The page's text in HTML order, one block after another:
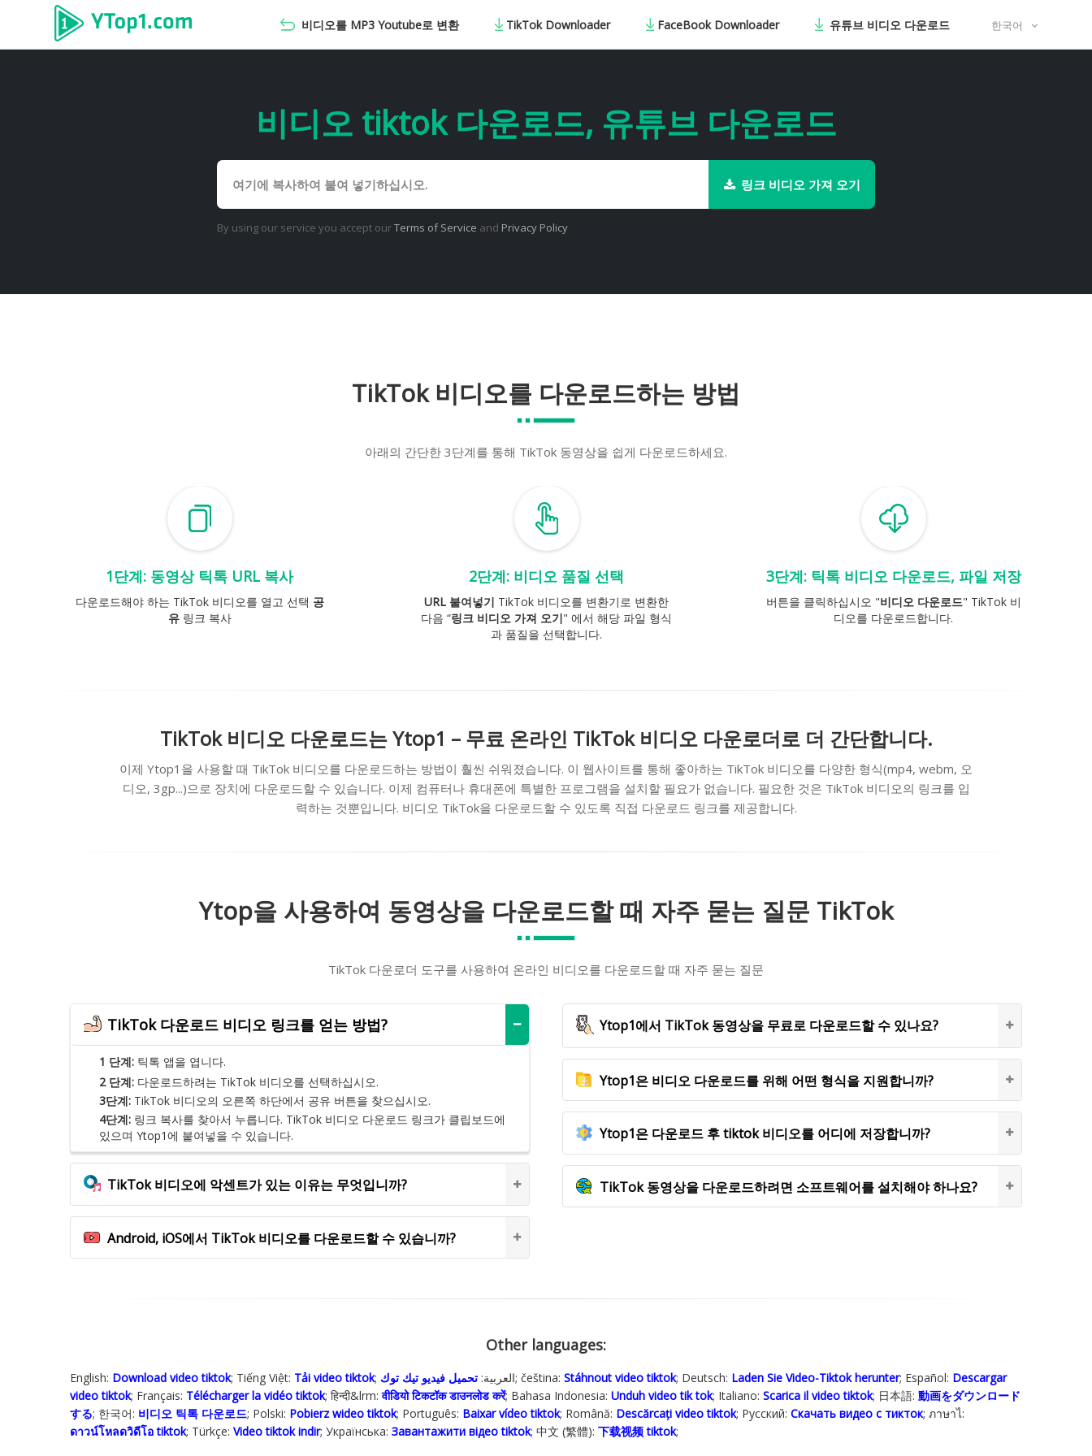
비디오를 MP3 Youtube로 변환 TikTok Downloader FaceBook Downloader 유튜브 비디오 다운로드 한국어
비디오 tiktok 다운로드, 유튜브 다운로드
링크 비디오 가져 오기
By using our service you accept ourTerms of Service and Privacy Policy
TikTok 비디오를 다운로드하는 방법
아래의 간단한 3단계를 통해 TikTok 동영상을 쉽게 다운로드하세요.
1단계: 동영상 틱톡 URL 복사
다운로드해야 하는 TikTok 비디오를 열고 선택 공
유링크 복사
2단계: 비디오 품질 선택
URL 붙여넣기 TikTok 비디오를 변환기로 변환한
다음 “링크 비디오 가져 오기" 에서 해당 파일 형식
과 품질을 선택합니다.
3단계: 틱톡 비디오 다운로드, 파일 저장
버튼을 클릭하십시오 "비디오 다운로드" TikTok 비
디오를 다운로드합니다.
TikTok 비디오 다운로드는 Ytop1 – 무료 온라인 TikTok 비디오 다운로더로 더 간단합니다.
이제 Ytop1을 사용할 때 TikTok 비디오를 다운로드하는 방법이 훨씬 쉬워졌습니다. 이 웹사이트를 통해 좋아하는 TikTok 비디오를 다양한 형식(mp4, webm, 오
디오, 3gp...)으로 장치에 다운로드할 수 있습니다. 이제 컴퓨터나 휴대폰에 특별한 프로그램을 설치할 필요가 없습니다. 필요한 것은 TikTok 비디오의 링크를 입
력하는 것뿐입니다. 비디오 TikTok을 다운로드할 수 있도록 직접 다운로드 링크를 제공합니다.
Ytop을 사용하여 동영상을 다운로드할 때 자주 묻는 질문 TikTok
TikTok 다운로더 도구를 사용하여 온라인 비디오를 다운로드할 때 자주 묻는 질문
TikTok 다운로드 비디오 링크를 얻는 방법?
1 단계: 틱톡 앱을 엽니다.
2 단계: 다운로드하려는 TikTok 비디오를 선택하십시오.
3단계: TikTok 비디오의 오른쪽 하단에서 공유 버튼을 찾으십시오.
4단계: 링크 복사를 찾아서 누릅니다. TikTok 비디오 다운로드 링크가 클립보드에
있으며 Ytop1에 붙여넣을 수 있습니다.
TikTok 비디오에 악센트가 있는 이유는 무엇입니까?
Android, iOS에서 TikTok 비디오를 다운로드할 수 있습니까?
Ytop1에서 TikTok 동영상을 무료로 다운로드할 수 있나요?
Ytop1은 비디오 다운로드를 위해 어떤 형식을 지원합니까?
Ytop1은 다운로드 후 tiktok 비디오를 어디에 저장합니까?
TikTok 동영상을 다운로드하려면 소프트웨어를 설치해야 하나요?
Other languages:
English: Download video tiktok; Tiếng Việt: Tải video tiktok ; العربية: تحميل فيديو تيك توك ; čeština: Stáhnout video tiktok; Deutsch: Laden Sie Video-Tiktok herunter; Español: Descargar
video tiktok; Français: Télécharger la vidéo tiktok; हिन्दी&lrm:वीडियो टिकटॉक डाउनलोड करें; Bahasa Indonesia‬: Unduh video tik tok; Italiano: Scarica il video tiktok; 日本語: 動画をダウンロード
する; 한국어: 비디오 틱톡 다운로드; Polski‎: Pobierz wideo tiktok; Português: Baixar vídeo tiktok; Română: Descărcați video tiktok; Русский: Скачать видео с тикток; ภาษาไ:
ดาวน์โหลดวิดีโอ tiktok; Türkçe‬: Video tiktok indir; Українська‬: Завантажити відео tiktok; 中文 (繁體): 下载视频 tiktok;